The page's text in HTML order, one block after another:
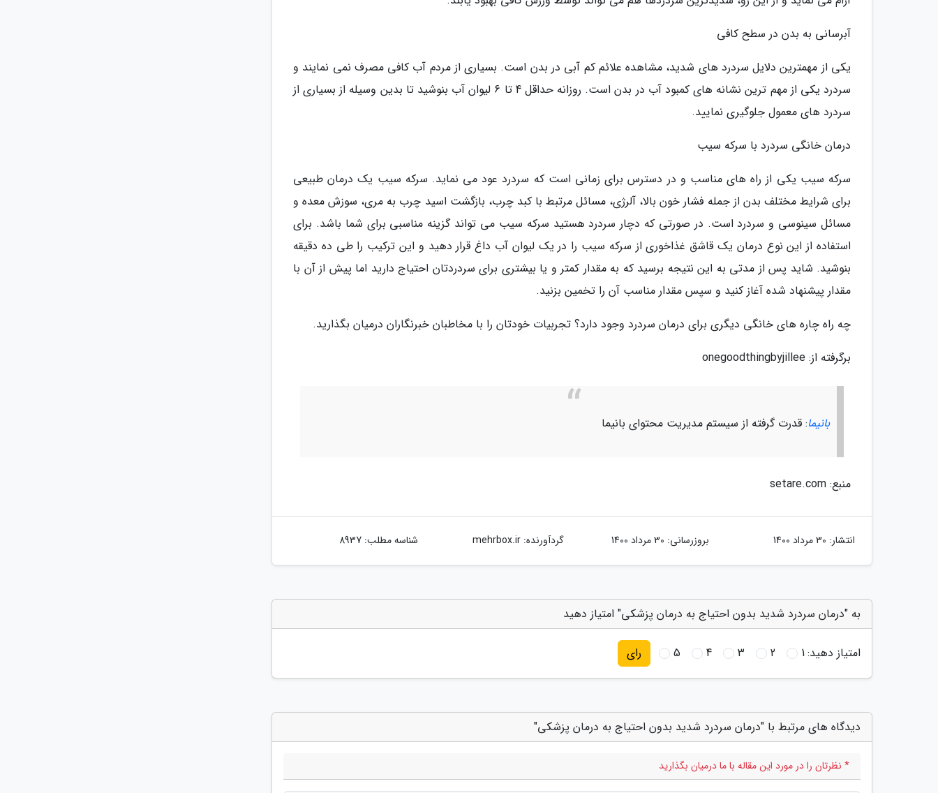
آبرسانی به بدن در سطح کافی
یکی از مهمترین دلایل سردرد های شدید، مشاهده علائم کم آبی در بدن است. بسیاری از مردم آب کافی مصرف نمی نمایند و
سردرد یکی از مهم ترین نشانه های کمبود آب در بدن است. روزانه حداقل 4 تا 6 لیوان آب بنوشید تا بدین وسیله از بسیاری از
سردرد های معمول جلوگیری نمایید.
درمان خانگی سردرد با سرکه سیب
سرکه سیب یکی از راه های مناسب و در دسترس برای زمانی است که سردرد عود می نماید. سرکه سیب یک درمان طبیعی
برای شرایط مختلف بدن از جمله فشار خون بالا، آلرژی، مسائل مرتبط با کبد چرب، بازگشت اسید چرب به مری، سوزش معده و
مسائل سینوسی و سردرد است. در صورتی که دچار سردرد هستید سرکه سیب می تواند گزینه مناسبی برای شما باشد. برای
استفاده از این نوع درمان یک قاشق غذاخوری از سرکه سیب را در یک لیوان آب داغ قرار دهید و این ترکیب را طی ده دقیقه
بنوشید. شاید پس از مدتی به این نتیجه برسید که به مقدار کمتر و یا بیشتری برای سردردتان احتیاج دارید اما پیش از آن با
مقدار پیشنهاد شده آغاز کنید و سپس مقدار مناسب آن را تخمین بزنید.
چه راه چاره های خانگی دیگری برای درمان سردرد وجود دارد؟ تجربیات خودتان را با مخاطبان خبرنگاران درمیان بگذارید.
برگرفته از: onegoodthingbyjillee
بانیما: قدرت گرفته از سیستم مدیریت محتوای بانیما
منبع: setare.com
انتشار: 30 مرداد 1400 بروزرسانی: 30 مرداد 1400 گردآورنده:mehrbox.ir شناسه مطلب: 8937
به "درمان سردرد شدید بدون احتیاج به درمان پزشکی" امتیاز دهید
امتیاز دهید:1
2
3
4
5 رای
دیدگاه های مرتبط با "درمان سردرد شدید بدون احتیاج به درمان پزشکی"
* نظرتان را در مورد این مقاله با ما درمیان بگذارید